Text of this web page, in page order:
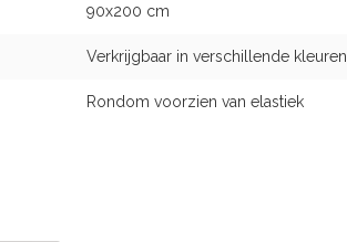
90x200 cm
Verkrijgbaar in verschillende kleuren
Rondom voorzien van elastiek